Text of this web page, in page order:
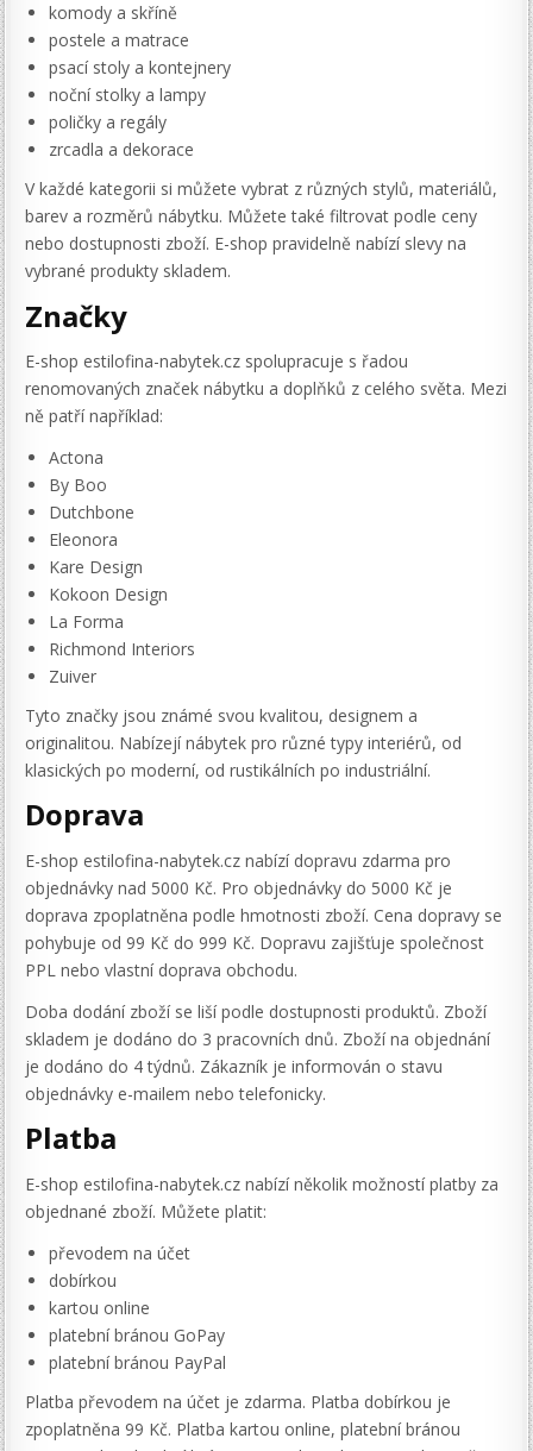
komody a skříně
postele a matrace
psací stoly a kontejnery
noční stolky a lampy
poličky a regály
zrcadla a dekorace
V každé kategorii si můžete vybrat z různých stylů, materiálů,
barev a rozměrů nábytku. Můžete také filtrovat podle ceny
nebo dostupnosti zboží. E-shop pravidelně nabízí slevy na
vybrané produkty skladem.
Značky
E-shop estilofina-nabytek.cz spolupracuje s řadou
renomovaných značek nábytku a doplňků z celého světa. Mezi
ně patří například:
Actona
By Boo
Dutchbone
Eleonora
Kare Design
Kokoon Design
La Forma
Richmond Interiors
Zuiver
Tyto značky jsou známé svou kvalitou, designem a
originalitou. Nabízejí nábytek pro různé typy interiérů, od
klasických po moderní, od rustikálních po industriální.
Doprava
E-shop estilofina-nabytek.cz nabízí dopravu zdarma pro
objednávky nad 5000 Kč. Pro objednávky do 5000 Kč je
doprava zpoplatněna podle hmotnosti zboží. Cena dopravy se
pohybuje od 99 Kč do 999 Kč. Dopravu zajišťuje společnost
PPL nebo vlastní doprava obchodu.
Doba dodání zboží se liší podle dostupnosti produktů. Zboží
skladem je dodáno do 3 pracovních dnů. Zboží na objednání
je dodáno do 4 týdnů. Zákazník je informován o stavu
objednávky e-mailem nebo telefonicky.
Platba
E-shop estilofina-nabytek.cz nabízí několik možností platby za
objednané zboží. Můžete platit:
převodem na účet
dobírkou
kartou online
platební bránou GoPay
platební bránou PayPal
Platba převodem na účet je zdarma. Platba dobírkou je
zpoplatněna 99 Kč. Platba kartou online, platební bránou